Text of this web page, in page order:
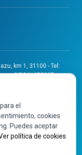
km 1, 31100 - Tel:
- CIF B31275837.
Folio 75, Hoja 525.
sido subvencionado
de 2024 de Ayudas a
el
cookies
Puedes aceptar
política de cookies